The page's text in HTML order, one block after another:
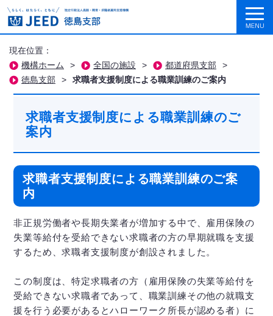
現在位置：
機構ホーム
> 全国の施設 > 都道府県支部
>
徳島支部
> 求職者支援制度による職業訓練のご案内
求職者支援制度による職業訓練のご
案内
求職者支援制度による職業訓練のご案
内
非正規労働者や長期失業者が増加する中で、雇用保険の
失業等給付を受給できない求職者の方の早期就職を支援
するため、求職者支援制度が創設されました。
この制度は、特定求職者の方（雇用保険の失業等給付を
受給できない求職者であって、職業訓練その他の就職支
援を行う必要があるとハローワーク所長が認める者）に